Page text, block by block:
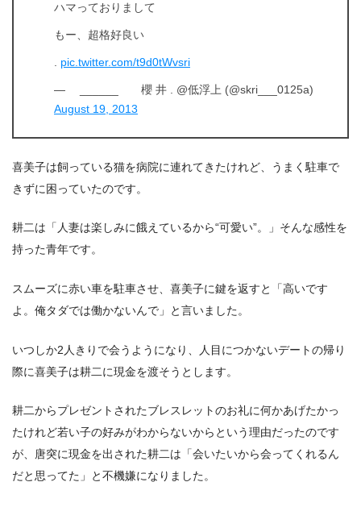
ハマっておりまして
もー、超格好良い
. pic.twitter.com/t9d0tWvsri
— ______ 櫻 井 . @低浮上 (@skri___0125a)
August 19, 2013
喜美子は飼っている猫を病院に連れてきたけれど、うまく駐車で
きずに困っていたのです。
耕二は「人妻は楽しみに餓えているから“可愛い”。」そんな感性を
持った青年です。
スムーズに赤い車を駐車させ、喜美子に鍵を返すと「高いです
よ。俺タダでは働かないんで」と言いました。
いつしか2人きりで会うようになり、人目につかないデートの帰り
際に喜美子は耕二に現金を渡そうとします。
耕二からプレゼントされたブレスレットのお礼に何かあげたかっ
たけれど若い子の好みがわからないからという理由だったのです
が、唐突に現金を出された耕二は「会いたいから会ってくれるん
だと思ってた」と不機嫌になりました。